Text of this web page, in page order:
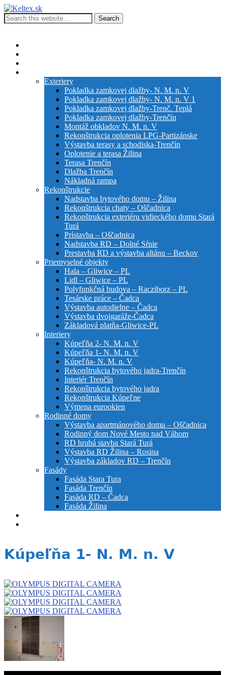
Kompletná stavebná činnosť
Exteriery
Pokladka zamkovej dlažby- N. M. n. V
Pokladka zamkovej dlažby- N. M. n. V 1
Pokladka zamkovej dlažby-Trenč. Teplá
Pokladka zamkovej dlažby-Trenčín
Montáž obkladov N. M. n. V
Rekonštrukcia oplotenia LPG-Partizánske
Výstavba terasy a schodiska-Trenčín
Oplotenie a terasa Žilina
Terasa Trenčín
Dlažba Trenčín
Nákladná rampa
Rekonštrukcie
Nadstavba bytového domu – Žilina
Rekonštrukcia chaty – Oščadnica
Rekonštrukcia exteriéru vidieckého domu Stará
Turá
Prístavba – Oščadnica
Nadstavba RD – Dolné Sŕnie
Prestavba RD a výstavba altánu – Beckov
Priemyselné objekty
Hala – Gliwice – PL
Lidl – Gliwice – PL
Polyfunkčná budova – Racziborz – PL
Tesárske práce – Čadca
Výstavba autodielne – Čadca
Výstavba dvojgaráže-Čadca
Základová platňa-Gliwice-PL
Interiery
Kúpeľňa 2- N. M. n. V
Kúpeľňa 1- N. M. n. V
Kúpeľňa- N. M. n. V
Rekonštrukcia bytového jadra-Trenčín
Interiér Trenčín
Rekonštrukcia bytového jadra
Rekonštrukcia Kúpeľne
Výmena eurookien
Rodinné domy
Výstavba apartmánového domu – Oščadnica
Rodinný dom Nové Mesto nad Váhom
RD hrubá stavba Stará Turá
Výstavba RD Žilina – Rosina
Výstavba základov RD – Trenčín
Fasády
Fasáda Stara Tura
Fasáda Trenčín
Fasáda RD – Čadca
Fasáda Žilina
Kúpeľňa 1- N. M. n. V